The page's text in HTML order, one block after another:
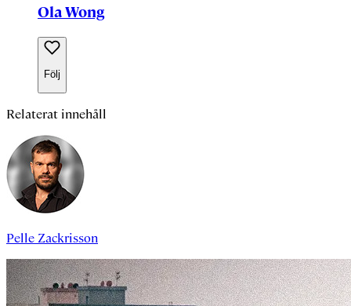
Ola Wong
Följ
Relaterat innehåll
Pelle Zackrisson